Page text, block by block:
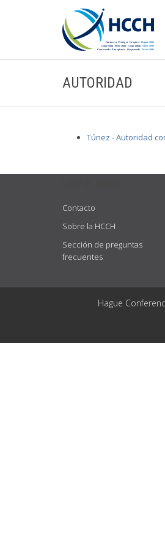
AUTORIDAD
Túnez - Autoridad
Contacto
Sobre la HCCH
Sección de preguntas
frecuentes
Hague